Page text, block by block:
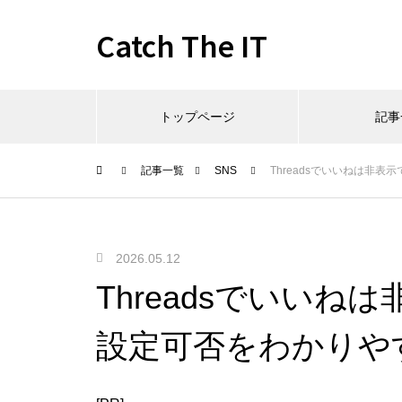
Catch The IT
トップページ 記
記事一覧 SNS Threadsでいいねは非表示
2026.05.12
Threadsでいいねは
設定可否をわかりや